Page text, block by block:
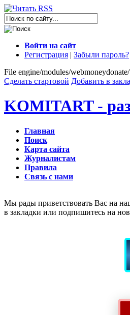
Войти на сайт
Регистрация | Забыли пароль?
File engine/modules/
Сделать стартовой Добавить в
KOMITART -
Главная
Поиск
Карта сайта
Журналистам
Правила
Связь с нами
Мы рады приветствовать Вас на
в закладки или подпишитесь на